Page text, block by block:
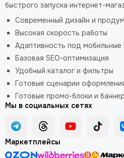
быстрого запуска интернет-
Современный дизайн и
Высокая скорость работы
Адаптивность под мобильные
Базовая SEO-оптимизация
Удобный каталог и фильтры
Готовые сценарии
Готовые промо-блоки и
Мы в социальных сетях
Маркетплейсы